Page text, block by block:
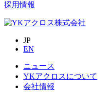
採用情報
JP
EN
ニュース
YKアクロスについて
会社情報